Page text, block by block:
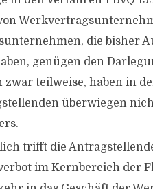
die bisher
genügen den
zwar teilweise, haben in
überwiegen
trifft die
im Kernbereich der